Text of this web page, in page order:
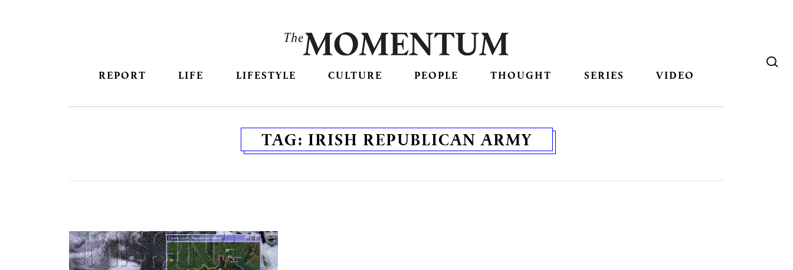
REPORT LIFE LIFESTYLE CULTURE PEOPLE THOUGHT SERIES VIDEO
TAG: IRISH REPUBLICAN ARMY